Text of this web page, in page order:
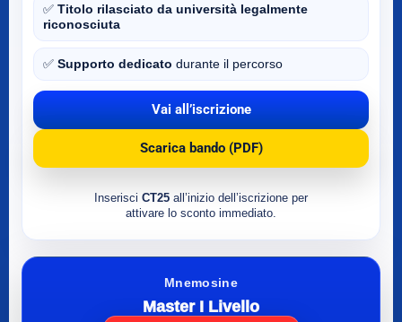
✅ Titolo rilasciato da università legalmente
riconosciuta
✅ Supporto dedicato durante il percorso
Vai all’iscrizione
Scarica bando (PDF)
Inserisci CT25 all’inizio dell’iscrizione per
attivare lo sconto immediato.
Mnemosine
Master I Livello